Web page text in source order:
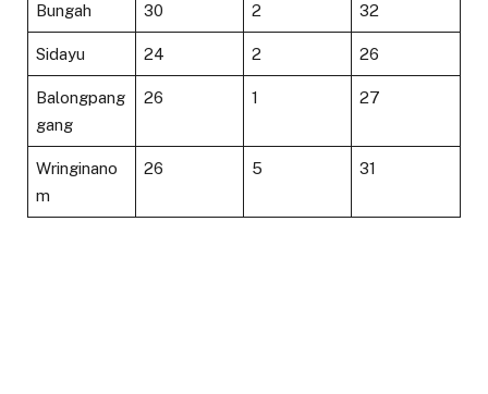
Bungah 30 2 32
Sidayu 24 2 26
Balongpang
gang
26 1 27
Wringinano
m
26 5 31